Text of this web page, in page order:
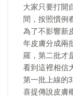
大家只要打開
間，按照慣例
為了不影響新
年皮膚分成兩
羅，第二批才
看到這裡相信
第一批上線的
喜提傳說皮膚